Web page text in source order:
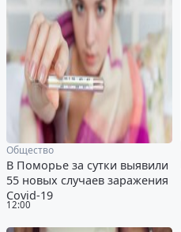
12:00
Общество
В Поморье за сутки выявили
55 новых случаев заражения
Covid-19